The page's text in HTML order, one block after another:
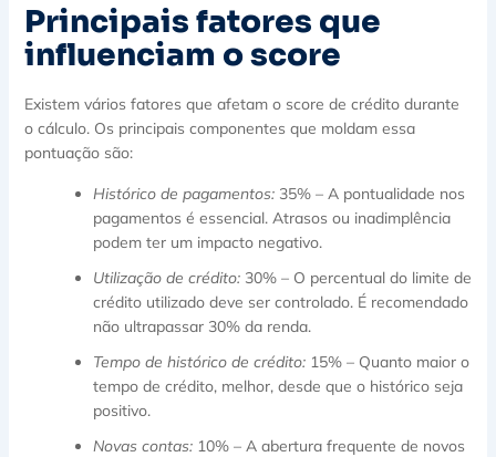
Principais fatores que
influenciam o score
Existem vários fatores que afetam o score de crédito durante
o cálculo. Os principais componentes que moldam essa
pontuação são:
Histórico de pagamentos:35% – A pontualidade nos
pagamentos é essencial. Atrasos ou inadimplência
podem ter um impacto negativo.
Utilização de crédito:30% – O percentual do limite de
crédito utilizado deve ser controlado. É recomendado
não ultrapassar 30% da renda.
Tempo de histórico de crédito:15% – Quanto maior o
tempo de crédito, melhor, desde que o histórico seja
positivo.
Novas contas:10% – A abertura frequente de novos